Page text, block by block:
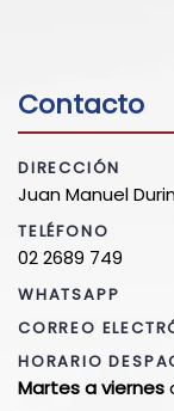
Contacto
DIRECCIÓN
Juan Manuel
TELÉFONO
02 2689 749
WHATSAPP
CORREO
HORARIO
Martes a viernes